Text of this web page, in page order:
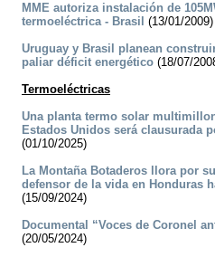
MME autoriza instalación de
termoeléctrica - Brasil (13/01/2009)
Uruguay y Brasil planean
paliar déficit energético (18/07/
Termoeléctricas
Una planta termo solar
Estados Unidos será clausurada
(01/10/2025)
La Montaña Botaderos llora por
defensor de la vida en Honduras
(15/09/2024)
Documental “Voces de Coronel
(20/05/2024)